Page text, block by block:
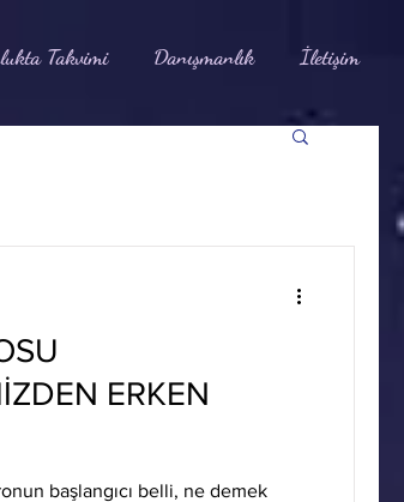
Takvimi Danışmanlık İletişim
ERKEN
başlangıcı belli, ne demek